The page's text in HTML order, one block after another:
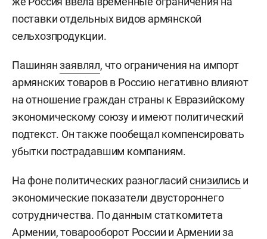
поставки отдельных видов армянской
сельхозпродукции.
Пашинянзаявлял, что ограничения на импорт
армянских товаров в Россию негативно влияют
на отношение граждан страны к Евразийскому
экономическому союзу и имеют политический
подтекст. Он также пообещал компенсировать
убытки пострадавшим компаниям.
На фоне политических разногласийснизились и
экономические показатели двустороннего
сотрудничества. По данным статкомитета
Армении, товарооборот России и Армении за